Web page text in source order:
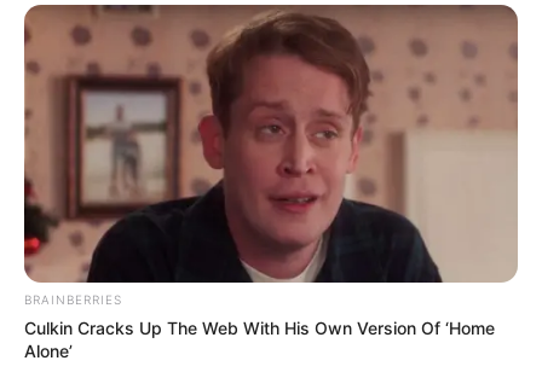
BRAINBERRIES
Culkin Cracks Up The Web With His Own Version Of ‘Home
Alone’